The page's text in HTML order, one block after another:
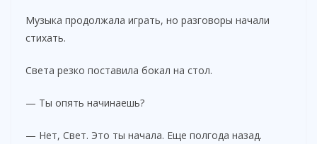
Музыка продолжала играть, но разговоры начали
стихать.
Света резко поставила бокал на стол.
— Ты опять начинаешь?
— Нет, Свет. Это ты начала. Еще полгода назад.